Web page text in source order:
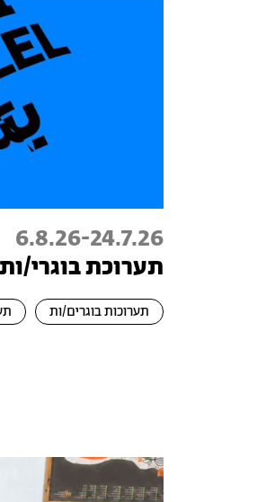
24.7.26
-
6.8.26
תערוכת בוגרי/ות
תערוכות בוגרים/ות